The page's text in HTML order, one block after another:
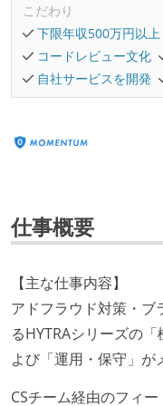
こだわり
下限年収500万円以上
コードレビュー文化
自社サービスを開発
仕事概要
【主な仕事内容】
アドフラウド対策・
るHYTRAシリーズの
よび「運用・保守」が
CSチーム経由のフィ